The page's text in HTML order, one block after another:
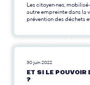
Les citoyen·nes,
autre empreinte dans la
prévention des déchets
30 juin 2022
ET SI LE POUVOIR
?